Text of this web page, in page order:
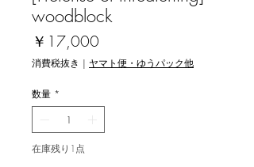
woodblock
￥17,000
格
消費税抜き | ヤマト便・ゆうパック他
数量 *
在庫残り1点